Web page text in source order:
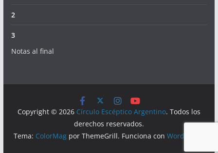
2
3
Notas al final
Copyright © 2026 Círculo Escéptico Argentino. Todos los
derechos reservados.
Tema: ColorMag por ThemeGrill. Funciona conWordPress